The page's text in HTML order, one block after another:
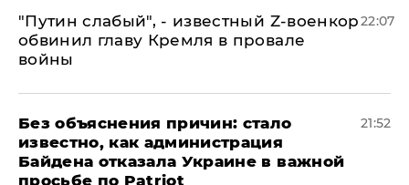
​"Путин слабый", - известный Z-военкор
обвинил главу Кремля в провале
войны
22:07
Без объяснения причин: стало
известно, как администрация
Байдена отказала Украине в важной
просьбе по Patriot
21:52